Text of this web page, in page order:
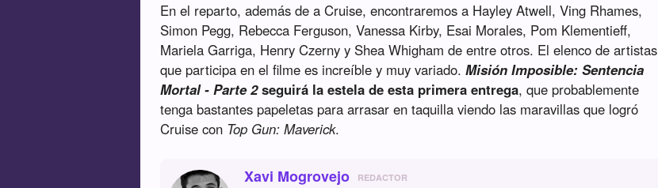
En el reparto, además de a Cruise, encontraremos a Hayley Atwell, Ving Rhames,
Simon Pegg, Rebecca Ferguson, Vanessa Kirby, Esai Morales, Pom Klementieff,
Mariela Garriga, Henry Czerny y Shea Whigham de entre otros. El elenco de artistas
que participa en el filme es increíble y muy variado.Misión Imposible: Sentencia
Mortal - Parte 2seguirá la estela de esta primera entrega, que probablemente
tenga bastantes papeletas para arrasar en taquilla viendo las maravillas que logró
Cruise con Top Gun: Maverick.
Xavi Mogrovejo REDACTOR